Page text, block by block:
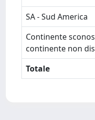
SA - Sud America
Continente
continente non
Totale